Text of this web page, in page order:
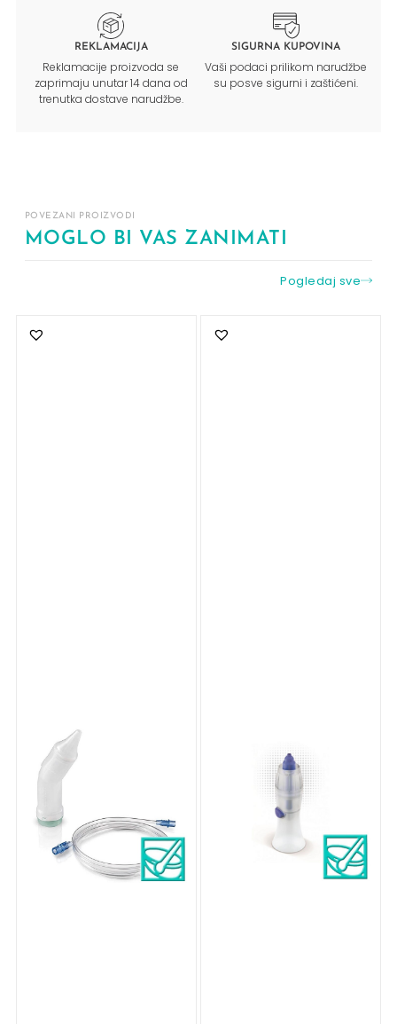
REKLAMACIJA
Reklamacije proizvoda se
zaprimaju unutar 14 dana od
trenutka dostave narudžbe.
SIGURNA KUPOVINA
Vaši podaci prilikom narudžbe
su posve sigurni i zaštićeni.
POVEZANI PROIZVODI
MOGLO BI VAS ZANIMATI
Pogledaj sve